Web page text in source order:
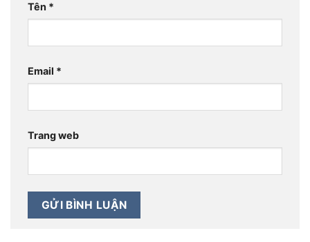
Tên *
Email *
Trang web